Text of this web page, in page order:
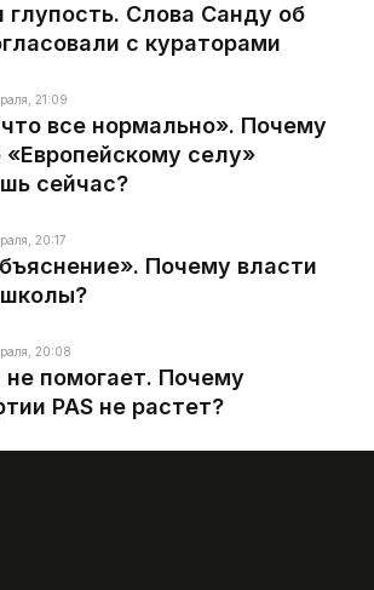
глупость. Слова Санду об
с кураторами
21:09
все нормально». Почему
селу»
сейчас?
20:17
Почему власти
20:08
помогает. Почему
PAS не растет?